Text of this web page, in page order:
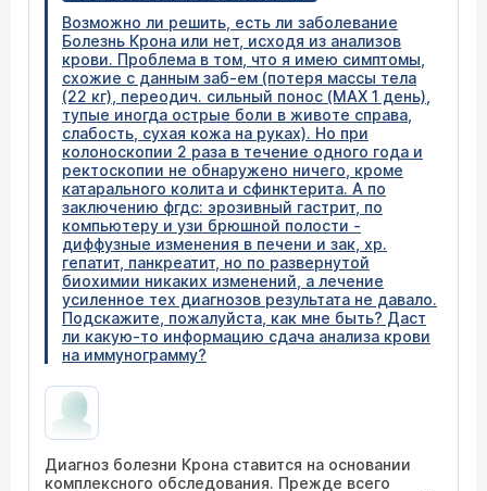
Возможно ли решить, есть ли заболевание
Болезнь Крона или нет, исходя из анализов
крови. Проблема в том, что я имею симптомы,
схожие с данным заб-ем (потеря массы тела
(22 кг), переодич. сильный понос (МАХ 1 день),
тупые иногда острые боли в животе справа,
слабость, сухая кожа на руках). Но при
колоноскопии 2 раза в течение одного года и
ректоскопии не обнаружено ничего, кроме
катарального колита и сфинктерита. А по
заключению фгдс: эрозивный гастрит, по
компьютеру и узи брюшной полости -
диффузные изменения в печени и зак, хр.
гепатит, панкреатит, но по развернутой
биохимии никаких изменений, а лечение
усиленное тех диагнозов результата не давало.
Подскажите, пожалуйста, как мне быть? Даст
ли какую-то информацию сдача анализа крови
на иммунограмму?
Диагноз болезни Крона ставится на основании
комплексного обследования. Прежде всего